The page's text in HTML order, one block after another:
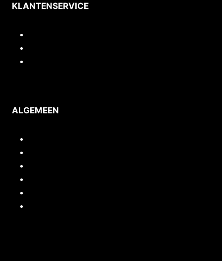
KLANTENSERVICE
ALGEMEEN